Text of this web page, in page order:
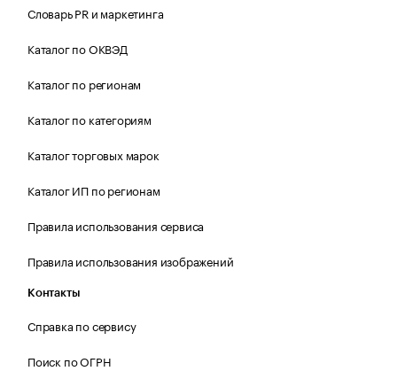
Словарь PR и маркетинга
Каталог по ОКВЭД
Каталог по регионам
Каталог по категориям
Каталог торговых марок
Каталог ИП по регионам
Правила использования сервиса
Правила использования изображений
Контакты
Справка по сервису
Поиск по ОГРН